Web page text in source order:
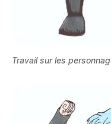
Travail sur les